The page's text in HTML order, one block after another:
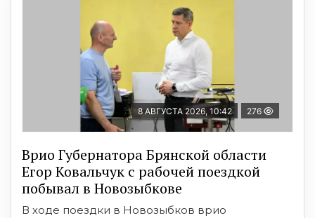
8 АВГУСТА 2026, 10:42 276
Врио Губернатора Брянской области
Егор Ковальчук с рабочей поездкой
побывал в Новозыбкове
В ходе поездки в Новозыбков врио